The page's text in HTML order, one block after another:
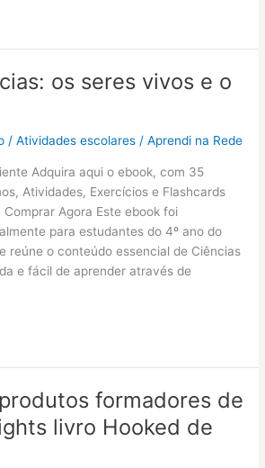
os seres vivos e o
/Atividades escolares /Aprendi na Rede
Adquira aqui o ebook, com 35
Atividades, Exercícios e Flashcards
Agora Este ebook foi
para estudantes do 4º ano do
reúne o conteúdo essencial de Ciências
e fácil de aprender através de
formadores de
livro Hooked de